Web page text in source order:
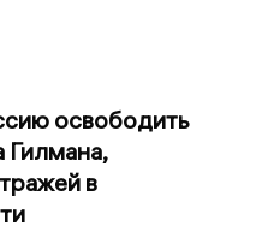
освободить
Гилмана,
в